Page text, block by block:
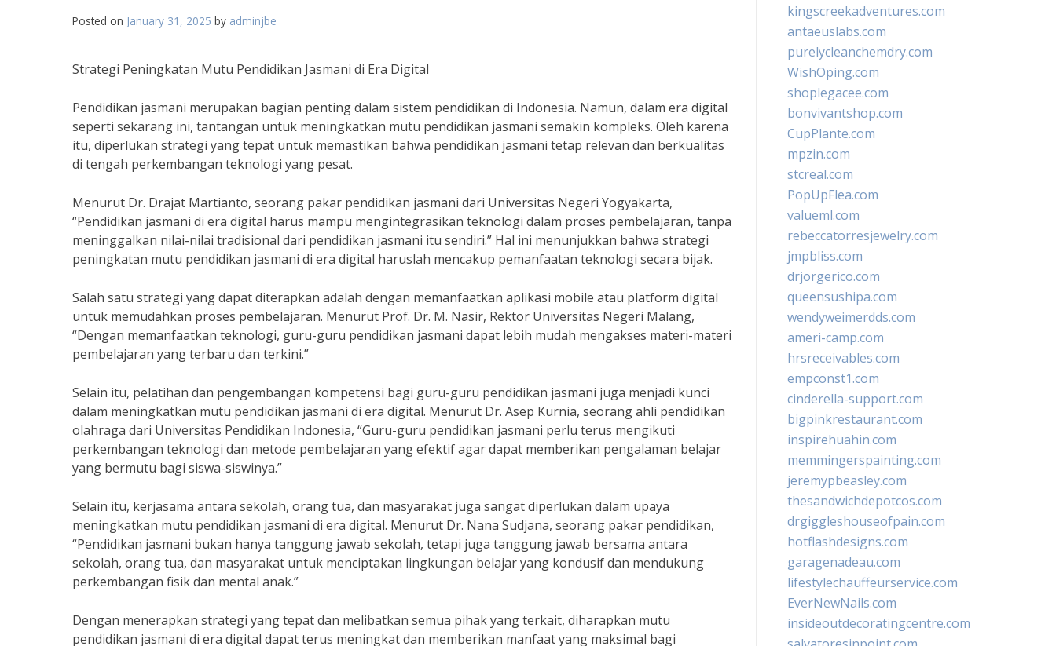
Posted on January 31, 2025 by adminjbe
Strategi Peningkatan Mutu Pendidikan Jasmani di Era Digital
Pendidikan jasmani merupakan bagian penting dalam sistem pendidikan di Indonesia. Namun, dalam era digital
seperti sekarang ini, tantangan untuk meningkatkan mutu pendidikan jasmani semakin kompleks. Oleh karena
itu, diperlukan strategi yang tepat untuk memastikan bahwa pendidikan jasmani tetap relevan dan berkualitas
di tengah perkembangan teknologi yang pesat.
Menurut Dr. Drajat Martianto, seorang pakar pendidikan jasmani dari Universitas Negeri Yogyakarta,
“Pendidikan jasmani di era digital harus mampu mengintegrasikan teknologi dalam proses pembelajaran, tanpa
meninggalkan nilai-nilai tradisional dari pendidikan jasmani itu sendiri.” Hal ini menunjukkan bahwa strategi
peningkatan mutu pendidikan jasmani di era digital haruslah mencakup pemanfaatan teknologi secara bijak.
Salah satu strategi yang dapat diterapkan adalah dengan memanfaatkan aplikasi mobile atau platform digital
untuk memudahkan proses pembelajaran. Menurut Prof. Dr. M. Nasir, Rektor Universitas Negeri Malang,
“Dengan memanfaatkan teknologi, guru-guru pendidikan jasmani dapat lebih mudah mengakses materi-materi
pembelajaran yang terbaru dan terkini.”
Selain itu, pelatihan dan pengembangan kompetensi bagi guru-guru pendidikan jasmani juga menjadi kunci
dalam meningkatkan mutu pendidikan jasmani di era digital. Menurut Dr. Asep Kurnia, seorang ahli pendidikan
olahraga dari Universitas Pendidikan Indonesia, “Guru-guru pendidikan jasmani perlu terus mengikuti
perkembangan teknologi dan metode pembelajaran yang efektif agar dapat memberikan pengalaman belajar
yang bermutu bagi siswa-siswinya.”
Selain itu, kerjasama antara sekolah, orang tua, dan masyarakat juga sangat diperlukan dalam upaya
meningkatkan mutu pendidikan jasmani di era digital. Menurut Dr. Nana Sudjana, seorang pakar pendidikan,
“Pendidikan jasmani bukan hanya tanggung jawab sekolah, tetapi juga tanggung jawab bersama antara
sekolah, orang tua, dan masyarakat untuk menciptakan lingkungan belajar yang kondusif dan mendukung
perkembangan fisik dan mental anak.”
Dengan menerapkan strategi yang tepat dan melibatkan semua pihak yang terkait, diharapkan mutu
pendidikan jasmani di era digital dapat terus meningkat dan memberikan manfaat yang maksimal bagi
kingscreekadventures.com
antaeuslabs.com
purelycleanchemdry.com
WishOping.com
shoplegacee.com
bonvivantshop.com
CupPlante.com
mpzin.com
stcreal.com
PopUpFlea.com
valueml.com
rebeccatorresjewelry.com
jmpbliss.com
drjorgerico.com
queensushipa.com
wendyweimerdds.com
ameri-camp.com
hrsreceivables.com
empconst1.com
cinderella-support.com
bigpinkrestaurant.com
inspirehuahin.com
memmingerspainting.com
jeremypbeasley.com
thesandwichdepotcos.com
drgiggleshouseofpain.com
hotflashdesigns.com
garagenadeau.com
lifestylechauffeurservice.com
EverNewNails.com
insideoutdecoratingcentre.com